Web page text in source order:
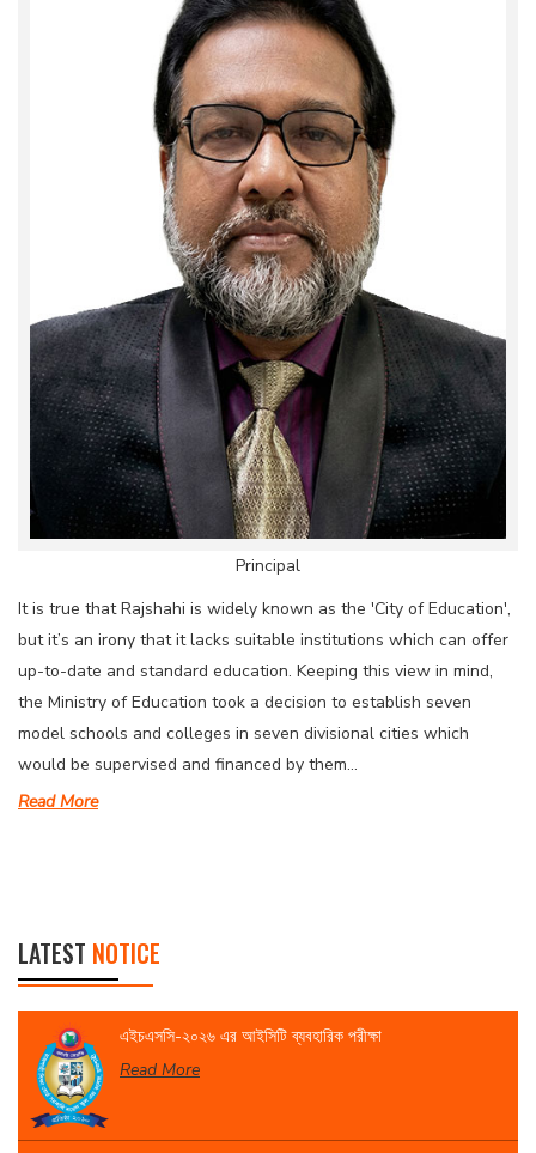
Principal
It is true that Rajshahi is widely known as the 'City of Education',
but it’s an irony that it lacks suitable institutions which can offer
up-to-date and standard education. Keeping this view in mind,
the Ministry of Education took a decision to establish seven
model schools and colleges in seven divisional cities which
would be supervised and financed by them...
Read More
LATEST NOTICE
এইচএসসি-২০২৬ এর আইসিটি ব্যবহারিক পরীক্ষা
Read More